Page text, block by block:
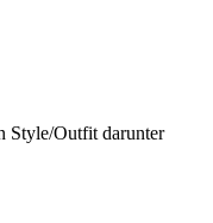
Style/Outfit darunter